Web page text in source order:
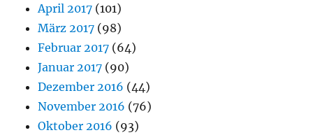
April 2017 (101)
März 2017 (98)
Februar 2017 (64)
Januar 2017 (90)
Dezember 2016 (44)
November 2016 (76)
Oktober 2016 (93)